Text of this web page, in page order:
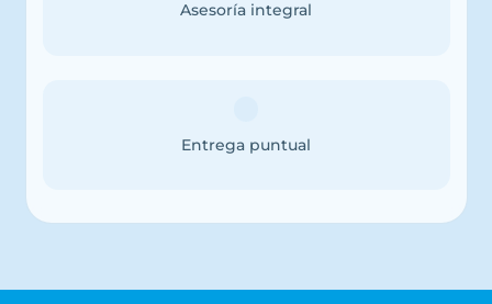
Asesoría integral
Entrega puntual